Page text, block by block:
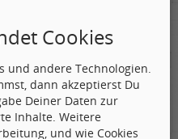
in die Fremde
Cookies
und andere Technologien.
dann akzeptierst Du
Deiner Daten zur
Inhalte. Weitere
und wie Cookies